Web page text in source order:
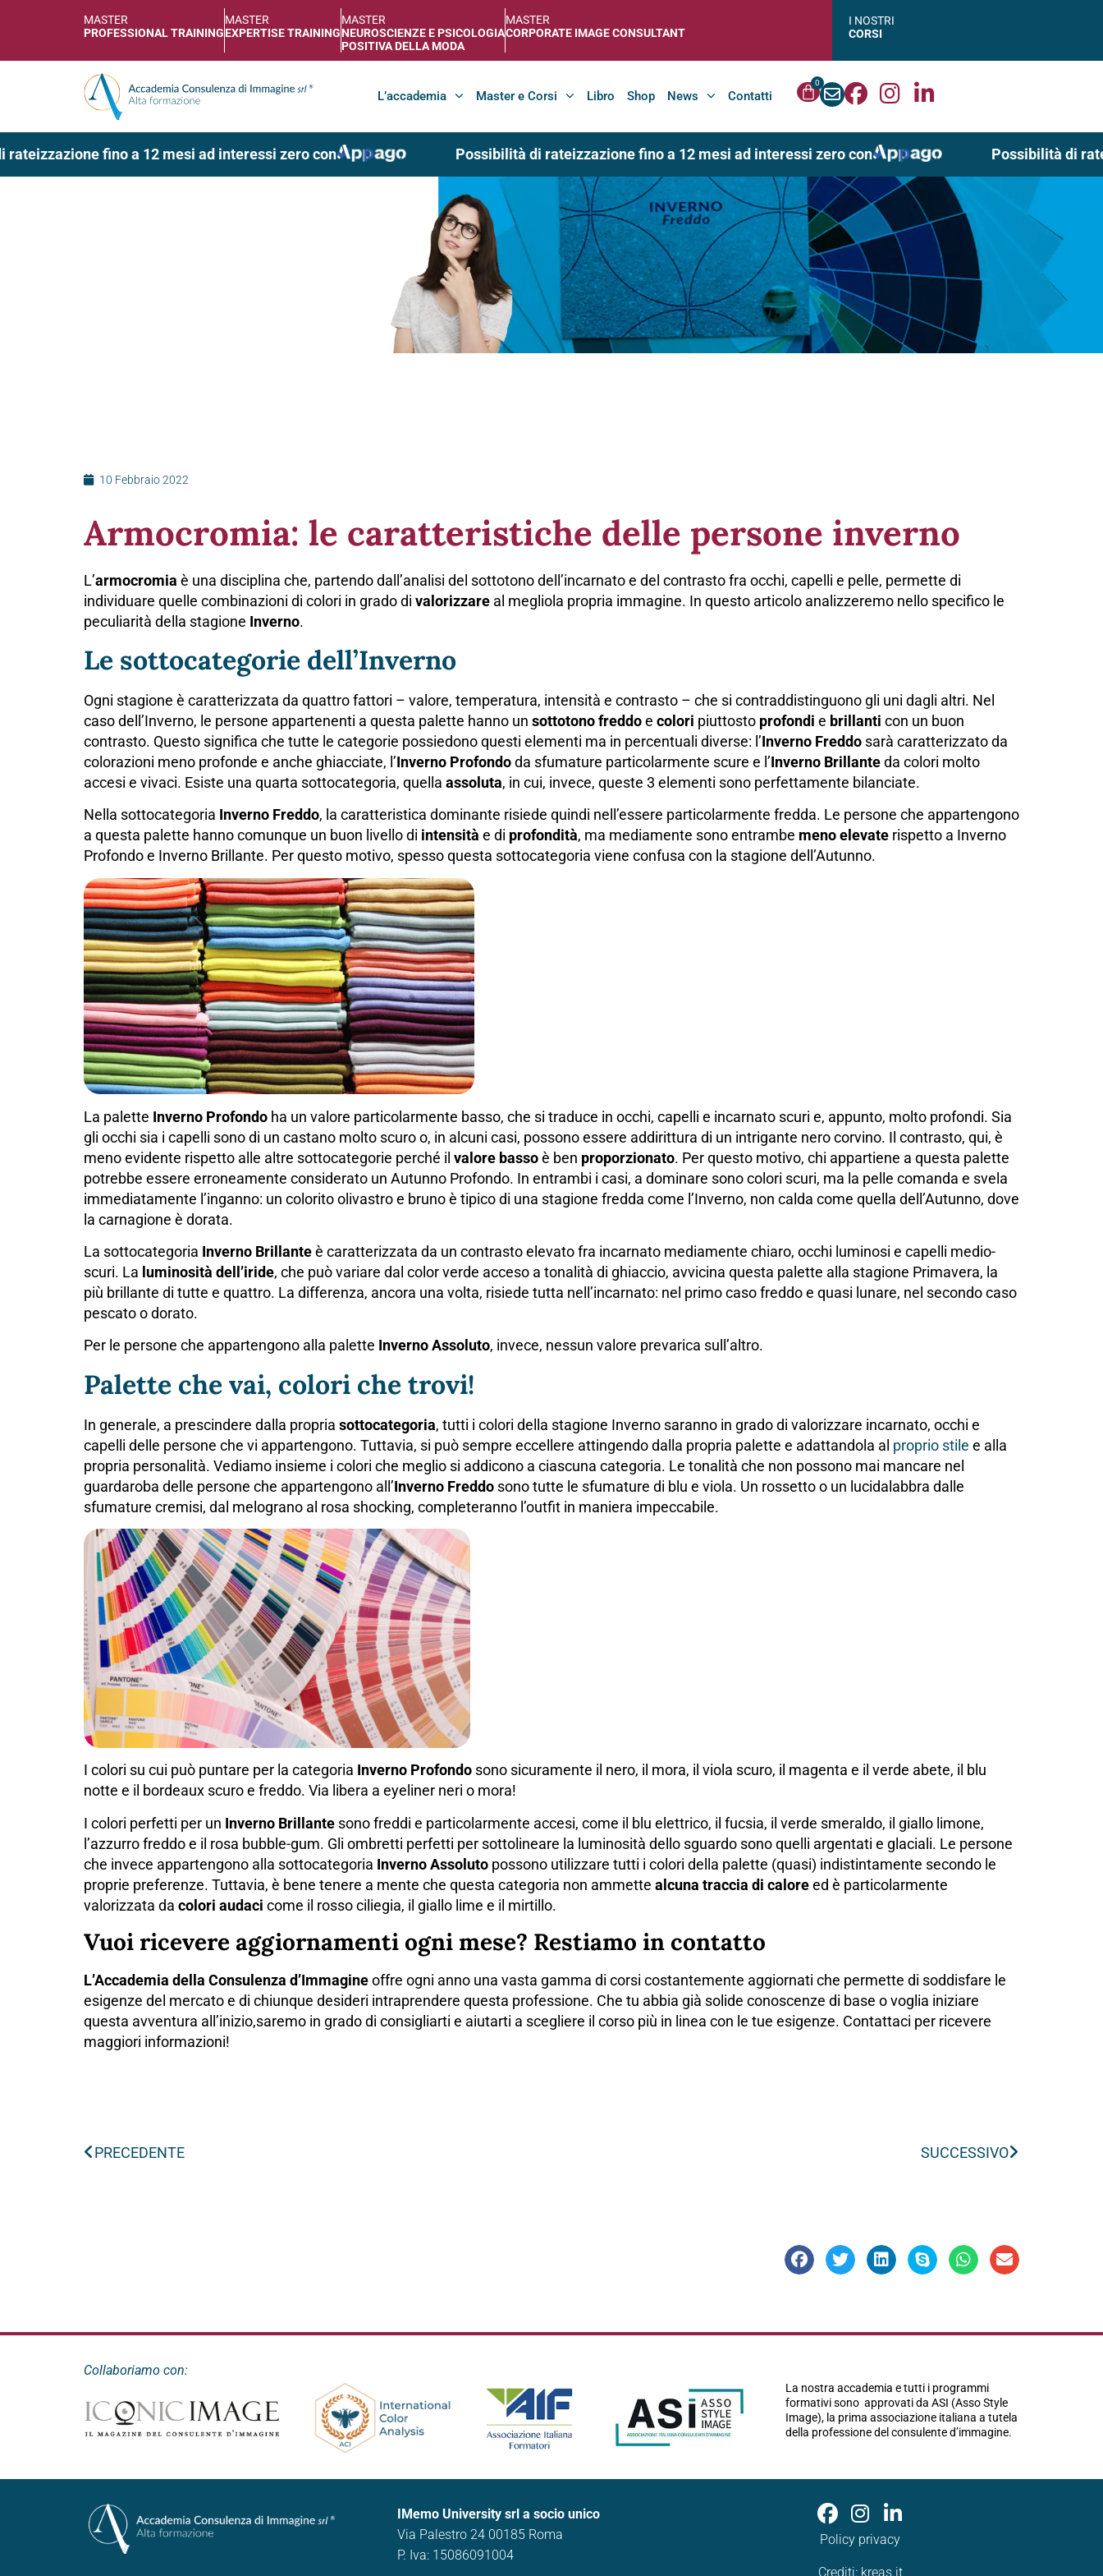
MASTER
PROFESSIONAL TRAINING
MASTER
EXPERTISE TRAINING
MASTER
NEUROSCIENZE E PSICOLOGIA
POSITIVA DELLA MODA
MASTER
CORPORATE IMAGE CONSULTANT
I NOSTRI
CORSI
L’accademia Master e Corsi Libro Shop News Contatti
0
fino a 12 mesi ad interessi zero con Possibilità di rateizzazione fino a 12 mesi ad interessi zero con Possibilità di
10 Febbraio 2022
Armocromia: le caratteristiche delle persone inverno
L’armocromia è una disciplina che, partendo dall’analisi del sottotono dell’incarnato e del contrasto fra occhi, capelli e pelle, permette di
individuare quelle combinazioni di colori in grado di valorizzare al megliola propria immagine. In questo articolo analizzeremo nello specifico le
peculiarità della stagione Inverno.
Le sottocategorie dell’Inverno
Ogni stagione è caratterizzata da quattro fattori – valore, temperatura, intensità e contrasto – che si contraddistinguono gli uni dagli altri. Nel
caso dell’Inverno, le persone appartenenti a questa palette hanno un sottotono freddoe colori piuttosto profondi e brillanti con un buon
contrasto. Questo significa che tutte le categorie possiedono questi elementi ma in percentuali diverse: l’Inverno Freddo sarà caratterizzato da
colorazioni meno profonde e anche ghiacciate, l’Inverno Profondoda sfumature particolarmente scure e l’Inverno Brillanteda colori molto
accesi e vivaci. Esiste una quarta sottocategoria, quella assoluta, in cui, invece, queste 3 elementi sono perfettamente bilanciate.
Nella sottocategoria Inverno Freddo, la caratteristica dominante risiede quindi nell’essere particolarmente fredda. Le persone che appartengono
a questa palette hanno comunque un buon livello di intensità e di profondità, ma mediamente sono entrambe meno elevate rispetto a Inverno
Profondo e Inverno Brillante. Per questo motivo, spesso questa sottocategoria viene confusa con la stagione dell’Autunno.
La palette Inverno Profondo ha un valore particolarmente basso, che si traduce in occhi, capelli e incarnato scuri e, appunto, molto profondi. Sia
gli occhi sia i capelli sono di un castano molto scuro o, in alcuni casi, possono essere addirittura di un intrigante nero corvino. Il contrasto, qui, è
meno evidente rispetto alle altre sottocategorie perché il valore bassoè ben proporzionato. Per questo motivo, chi appartiene a questa palette
potrebbe essere erroneamente considerato un Autunno Profondo. In entrambi i casi, a dominare sono colori scuri, ma la pelle comanda e svela
immediatamente l’inganno: un colorito olivastro e bruno è tipico di una stagione fredda come l’Inverno, non calda come quella dell’Autunno, dove
la carnagione è dorata.
La sottocategoria Inverno Brillanteè caratterizzata da un contrasto elevato fra incarnato mediamente chiaro, occhi luminosi e capelli medio-
scuri. La luminosità dell’iride, che può variare dal color verde acceso a tonalità di ghiaccio, avvicina questa palette alla stagione Primavera, la
più brillante di tutte e quattro. La differenza, ancora una volta, risiede tutta nell’incarnato: nel primo caso freddo e quasi lunare, nel secondo caso
pescato o dorato.
Per le persone che appartengono alla palette Inverno Assoluto, invece, nessun valore prevarica sull’altro.
Palette che vai, colori che trovi!
In generale, a prescindere dalla propria sottocategoria, tutti i colori della stagione Inverno saranno in grado di valorizzare incarnato, occhi e
capelli delle persone che vi appartengono. Tuttavia, si può sempre eccellere attingendo dalla propria palette e adattandola al proprio stile e alla
propria personalità. Vediamo insieme i colori che meglio si addicono a ciascuna categoria. Le tonalità che non possono mai mancare nel
guardaroba delle persone che appartengono all’Inverno Freddo sono tutte le sfumature di blu e viola. Un rossetto o un lucidalabbra dalle
sfumature cremisi, dal melograno al rosa shocking, completeranno l’outfit in maniera impeccabile.
I colori su cui può puntare per la categoria Inverno Profondo sono sicuramente il nero, il mora, il viola scuro, il magenta e il verde abete, il blu
notte e il bordeaux scuro e freddo. Via libera a eyeliner neri o mora!
I colori perfetti per un Inverno Brillante sono freddi e particolarmente accesi, come il blu elettrico, il fucsia, il verde smeraldo, il giallo limone,
l’azzurro freddo e il rosa bubble-gum. Gli ombretti perfetti per sottolineare la luminosità dello sguardo sono quelli argentati e glaciali. Le persone
che invece appartengono alla sottocategoria Inverno Assoluto possono utilizzare tutti i colori della palette (quasi) indistintamente secondo le
proprie preferenze. Tuttavia, è bene tenere a mente che questa categoria non ammette alcuna traccia di caloreed è particolarmente
valorizzata da colori audaci come il rosso ciliegia, il giallo lime e il mirtillo.
Vuoi ricevere aggiornamenti ogni mese? Restiamo in contatto
L’Accademia della Consulenza d’Immagineoffre ogni anno una vasta gamma di corsi costantemente aggiornati che permette di soddisfare le
esigenze del mercato e di chiunque desideri intraprendere questa professione. Che tu abbia già solide conoscenze di base o voglia iniziare
questa avventura all’inizio,saremo in grado di consigliarti e aiutarti a scegliere il corso più in linea con le tue esigenze. Contattaci per ricevere
maggiori informazioni!
PRECEDENTE SUCCESSIVO
Collaboriamo con:
La nostra accademia e tutti i programmi
formativi sono approvati da ASI (Asso Style
Image), la prima associazione italiana a tutela
della professione del consulente d’immagine.
IMemo University srl a socio unico
Via Palestro 24 00185 Roma
P. Iva: 15086091004
Policy privacy
Crediti: kreas.it